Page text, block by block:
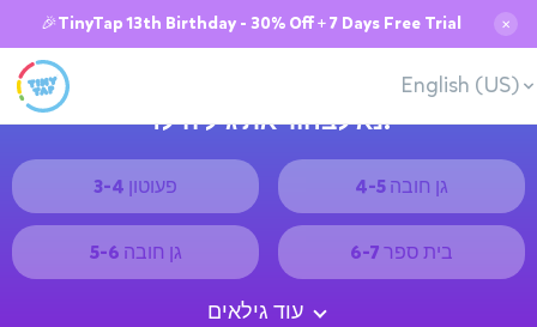
🎉TinyTap 13th Birthday - 30% Off + 7 Days Free Trial ✕
English (US)
נא לבחור את גיל הילד:
פעוטון 3-4 גן חובה 4-5
גן חובה 5-6 בית ספר 6-7
עוד גילאים